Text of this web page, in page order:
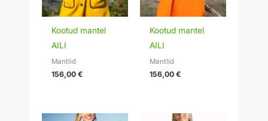
Kootud mantel
AILI
Mantlid
156,00€
Kootud mantel
AILI
Mantlid
156,00€